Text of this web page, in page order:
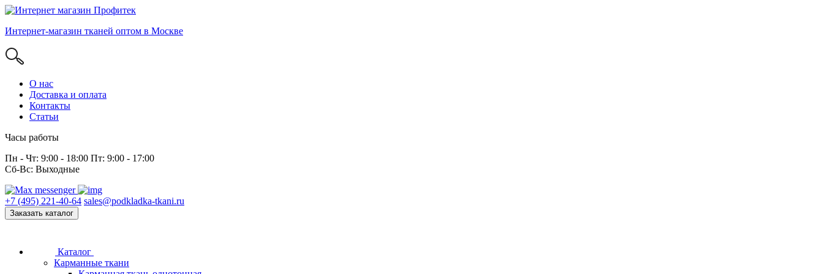
Интернет-магазин тканей оптом в Москве
О нас
Доставка и оплата
Контакты
Статьи
Часы работы
Пн - Чт: 9:00 - 18:00 Пт: 9:00 - 17:00
Сб-Вс: Выходные
+7 (495) 221-40-64 sales@podkladka-tkani.ru
Заказать каталог
Каталог
Карманные ткани